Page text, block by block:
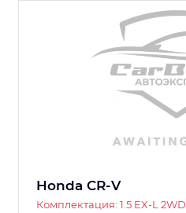
Honda CR-V
Комплектация: 1.5 EX-L 2WD